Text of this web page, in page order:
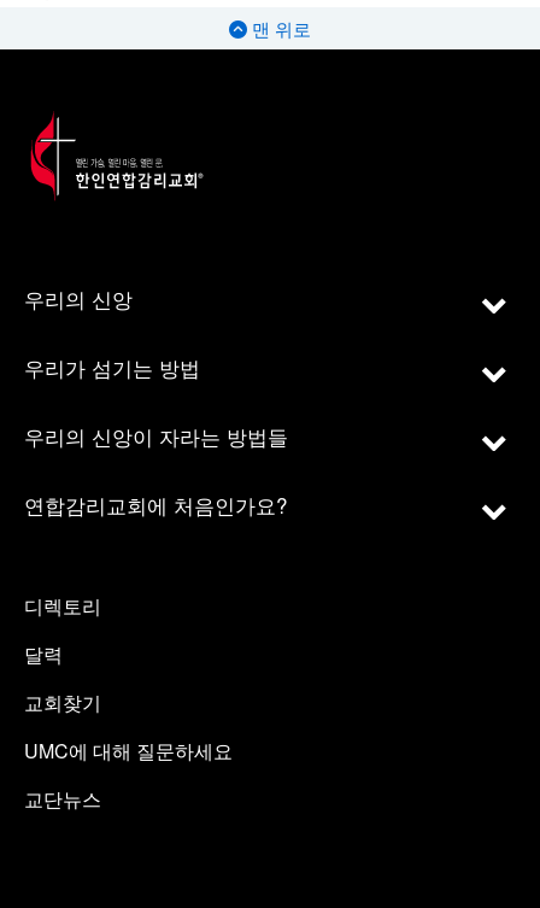
맨 위로
우리의 신앙
우리가 섬기는 방법
우리의 신앙이 자라는 방법들
연합감리교회에 처음인가요?
디렉토리
달력
교회찾기
UMC에 대해 질문하세요
교단뉴스